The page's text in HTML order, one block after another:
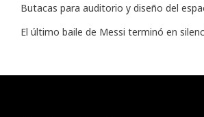
Butacas para auditorio y diseño del
El último baile de Messi terminó en